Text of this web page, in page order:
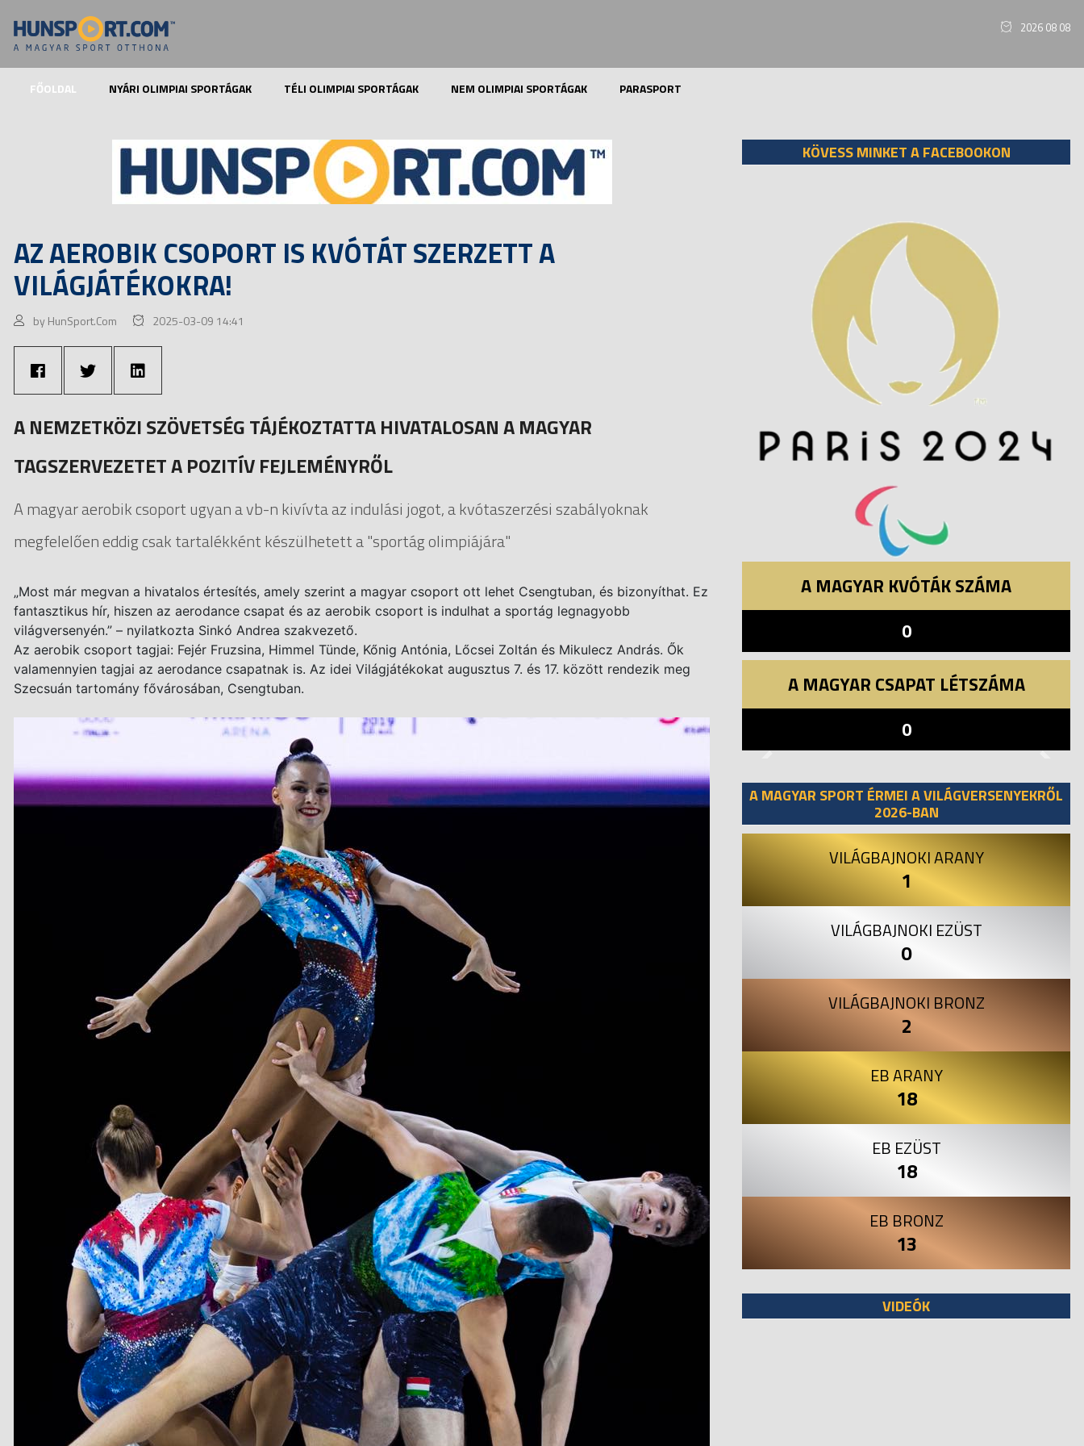
2026 08 08
FŐOLDAL NYÁRI OLIMPIAI SPORTÁGAK TÉLI OLIMPIAI SPORTÁGAK NEM OLIMPIAI SPORTÁGAK PARASPORT
AZ AEROBIK CSOPORT IS KVÓTÁT SZERZETT A
VILÁGJÁTÉKOKRA!
by HunSport.Com 2025-03-09 14:41
A NEMZETKÖZI SZÖVETSÉG TÁJÉKOZTATTA HIVATALOSAN A MAGYAR
TAGSZERVEZETET A POZITÍV FEJLEMÉNYRŐL
A magyar aerobik csoport ugyan a vb-n kivívta az indulási jogot, a kvótaszerzési szabályoknak
megfelelően eddig csak tartalékként készülhetett a "sportág olimpiájára"
„Most már megvan a hivatalos értesítés, amely szerint a magyar csoport ott lehet Csengtuban, és bizonyíthat. Ez
fantasztikus hír, hiszen az aerodance csapat és az aerobik csoport is indulhat a sportág legnagyobb
világversenyén.” – nyilatkozta Sinkó Andrea szakvezető.
Az aerobik csoport tagjai: Fejér Fruzsina, Himmel Tünde, Kőnig Antónia, Lőcsei Zoltán és Mikulecz András. Ők
valamennyien tagjai az aerodance csapatnak is. Az idei Világjátékokat augusztus 7. és 17. között rendezik meg
Szecsuán tartomány fővárosában, Csengtuban.
KÖVESS MINKET A FACEBOOKON
A MAGYAR KVÓTÁK SZÁMA
0
A MAGYAR CSAPAT LÉTSZÁMA
0
A MAGYAR SPORT ÉRMEI A VILÁGVERSENYEKRŐL
2026-BAN
VILÁGBAJNOKI ARANY
1
VILÁGBAJNOKI EZÜST
0
VILÁGBAJNOKI BRONZ
2
EB ARANY
18
EB EZÜST
18
EB BRONZ
13
VIDEÓK